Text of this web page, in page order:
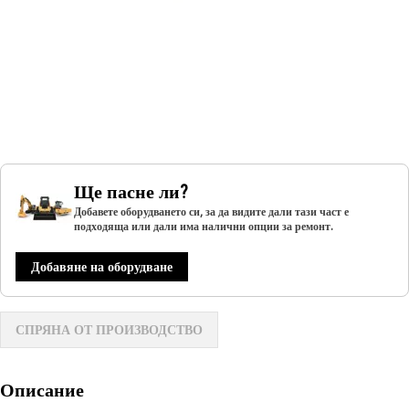
Ще пасне ли?
Добавете оборудването си, за да видите дали тази част е
подходяща или дали има налични опции за ремонт.
Добавяне на оборудване
СПРЯНА ОТ ПРОИЗВОДСТВО
Описание